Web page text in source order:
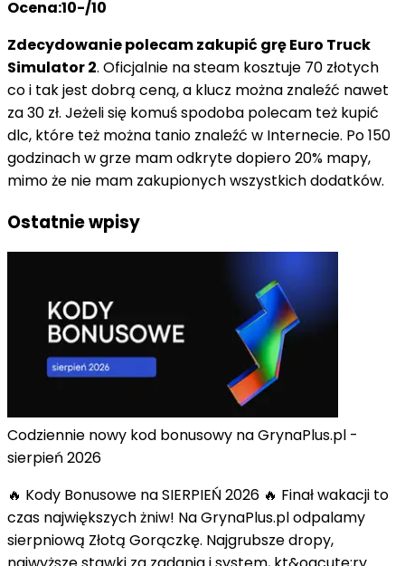
Ocena:10-/10
Zdecydowanie polecam zakupić grę Euro Truck
Simulator 2. Oficjalnie na steam kosztuje 70 złotych
co i tak jest dobrą ceną, a klucz można znaleźć nawet
za 30 zł. Jeżeli się komuś spodoba polecam też kupić
dlc, które też można tanio znaleźć w Internecie. Po 150
godzinach w grze mam odkryte dopiero 20% mapy,
mimo że nie mam zakupionych wszystkich dodatków.
Ostatnie wpisy
Codziennie nowy kod bonusowy na GrynaPlus.pl -
sierpień 2026
🔥 Kody Bonusowe na SIERPIEŃ 2026 🔥 Finał wakacji to
czas największych żniw! Na GrynaPlus.pl odpalamy
sierpniową Złotą Gorączkę. Najgrubsze dropy,